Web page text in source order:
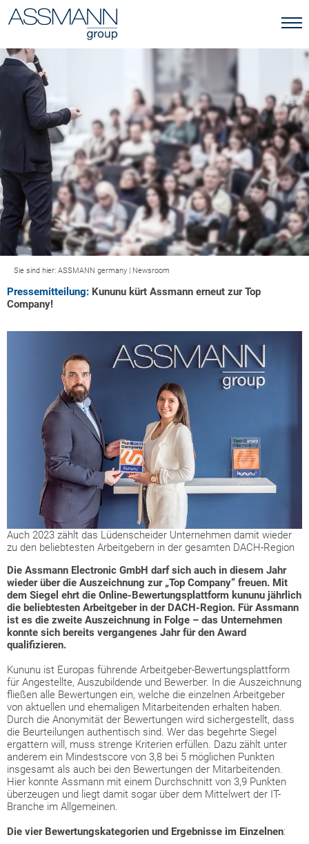
Sie sind hier: ASSMANN germany | Newsroom
Pressemitteilung: Kununu kürt Assmann erneut zur Top
Company!
Auch 2023 zählt das Lüdenscheider Unternehmen damit wieder
zu den beliebtesten Arbeitgebern in der gesamten DACH-Region
Die Assmann Electronic GmbH darf sich auch in diesem Jahr
wieder über die Auszeichnung zur „Top Company“ freuen. Mit
dem Siegel ehrt die Online-Bewertungsplattform kununu jährlich
die beliebtesten Arbeitgeber in der DACH-Region. Für Assmann
ist es die zweite Auszeichnung in Folge – das Unternehmen
konnte sich bereits vergangenes Jahr für den Award
qualifizieren.
Kununu ist Europas führende Arbeitgeber-Bewertungsplattform
für Angestellte, Auszubildende und Bewerber. In die Auszeichnung
fließen alle Bewertungen ein, welche die einzelnen Arbeitgeber
von aktuellen und ehemaligen Mitarbeitenden erhalten haben.
Durch die Anonymität der Bewertungen wird sichergestellt, dass
die Beurteilungen authentisch sind. Wer das begehrte Siegel
ergattern will, muss strenge Kriterien erfüllen. Dazu zählt unter
anderem ein Mindestscore von 3,8 bei 5 möglichen Punkten
insgesamt als auch bei den Bewertungen der Mitarbeitenden.
Hier konnte Assmann mit einem Durchschnitt von 3,9 Punkten
überzeugen und liegt damit sogar über dem Mittelwert der IT-
Branche im Allgemeinen.
Die vier Bewertungskategorien und Ergebnisse im Einzelnen: